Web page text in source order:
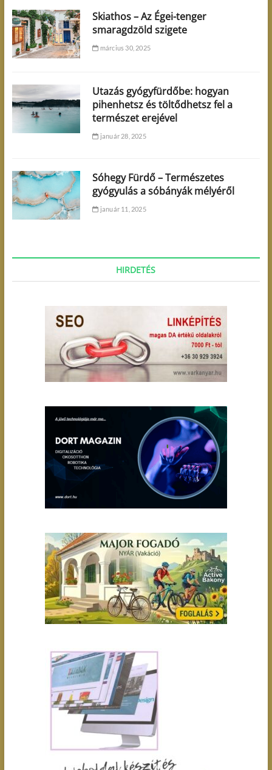
Skiathos – Az Égei-tenger
smaragdzöld szigete
március 30, 2025
Utazás gyógyfürdőbe: hogyan
pihenhetsz és töltődhetsz fel a
természet erejével
január 28, 2025
Sóhegy Fürdő – Természetes
gyógyulás a sóbányák mélyéről
január 11, 2025
HIRDETÉS